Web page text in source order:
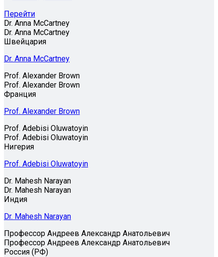
Перейти
Dr. Anna McCartney
Dr. Anna McCartney
Швейцария
Dr. Anna McCartney
Prof. Alexander Brown
Prof. Alexander Brown
Франция
Prof. Alexander Brown
Prof. Adebisi Oluwatoyin
Prof. Adebisi Oluwatoyin
Нигерия
Prof. Adebisi Oluwatoyin
Dr. Mahesh Narayan
Dr. Mahesh Narayan
Индия
Dr. Mahesh Narayan
Профессор Андреев Александр Анатольевич
Профессор Андреев Александр Анатольевич
Россия (РФ)